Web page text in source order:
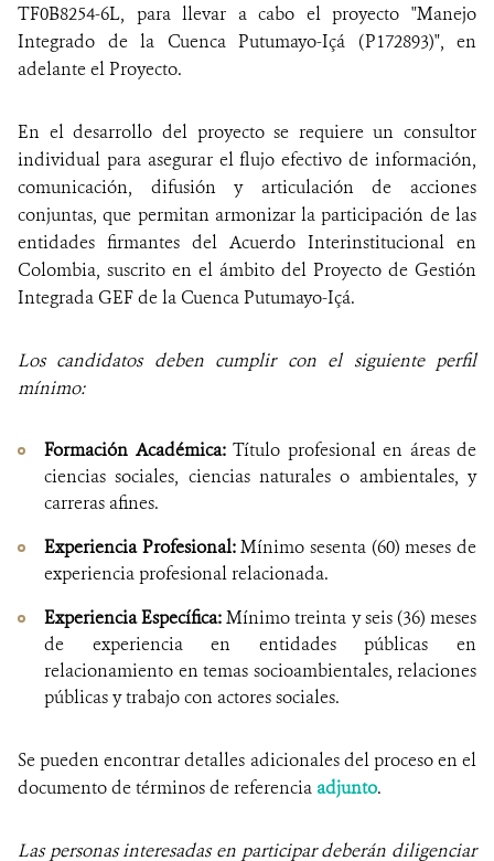
TF0B8254-6L, para llevar a cabo el proyecto "Manejo
Integrado de la Cuenca Putumayo-Içá (P172893)", en
adelante elProyecto.
En el desarrollo del proyecto se requiere un consultor
individual para asegurar el flujo efectivo de información,
comunicación, difusión y articulación de acciones
conjuntas, que permitan armonizar la participación de las
entidades firmantes del Acuerdo Interinstitucional en
Colombia, suscrito en el ámbito del Proyecto de Gestión
Integrada GEF de la Cuenca Putumayo-Içá.
Los candidatos deben cumplir con el siguiente perfil
mínimo:
Formación Académica:Título profesional en áreas de
ciencias sociales, ciencias naturales o ambientales, y
carreras afines.
Experiencia Profesional:Mínimo sesenta (60) meses de
experiencia profesional relacionada.
Experiencia Específica:Mínimo treinta y seis (36) meses
de experiencia en entidades públicas en
relacionamiento en temas socioambientales, relaciones
públicas y trabajo con actores sociales.
Se pueden encontrar detalles adicionales del proceso en el
documento de términos de referencia adjunto.
Las personas interesadas en participar deberán diligenciar